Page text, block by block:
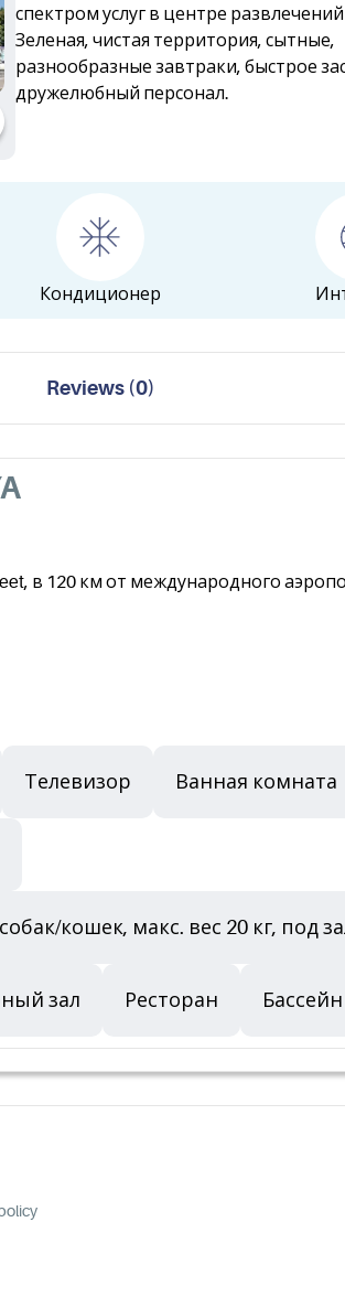
спектром услуг в центре
Зеленая, чистая территория, сытные,
разнообразные завтраки, быстрое
дружелюбный персонал.
Кондиционер
Reviews(0)
в 120 км от международного
Телевизор Ванная комната
кошек, макс. вес 20 кг, под
зал Ресторан Бассейн